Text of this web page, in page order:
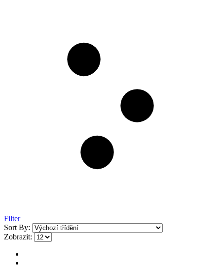
Filter
Sort By:
Zobrazit: